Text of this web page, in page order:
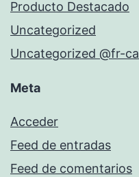
Producto Destacado
Uncategorized
Uncategorized @fr-ca
Meta
Acceder
Feed de entradas
Feed de comentarios